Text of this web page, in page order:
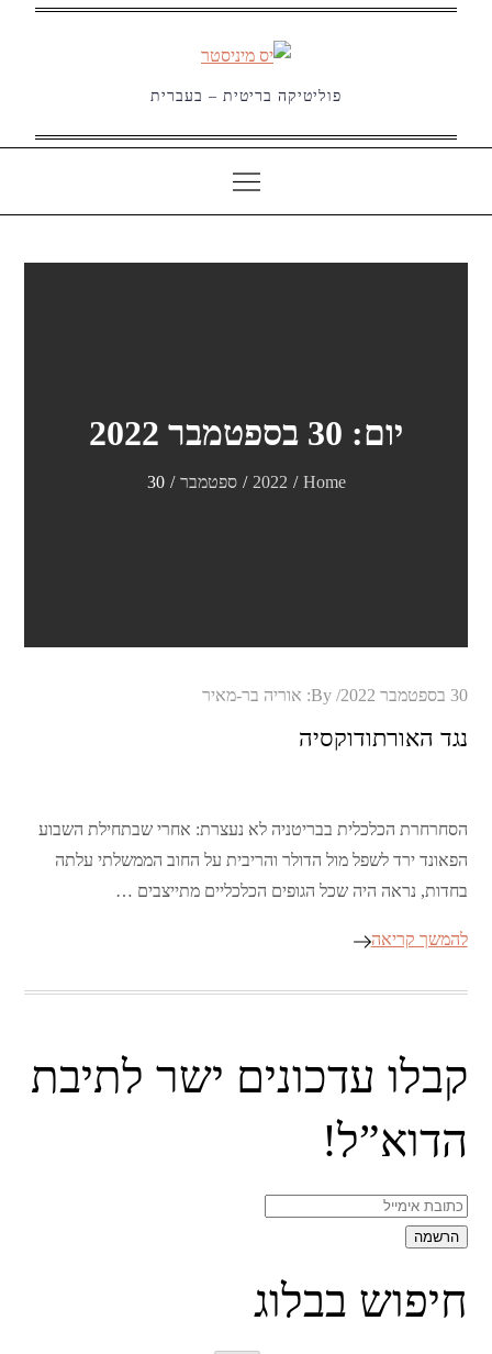
פוליטיקה בריטית – בעברית
יום: 30 בספטמבר 2022
Home
2022 ספטמבר 30
Posted
30 בספטמבר 2022 By: אוריה בר-מאיר
נגד האורתודוקסיה
הסחרחרת הכלכלית בבריטניה לא נעצרת: אחרי שבתחילת השבוע
הפאונד ירד לשפל מול הדולר והריבית על החוב הממשלתי עלתה
בחדות, נראה היה שכל הגופים הכלכליים מתייצבים …
להמשך קריאה
קבלו עדכונים ישר לתיבת
הדוא”ל!
חיפוש בבלוג